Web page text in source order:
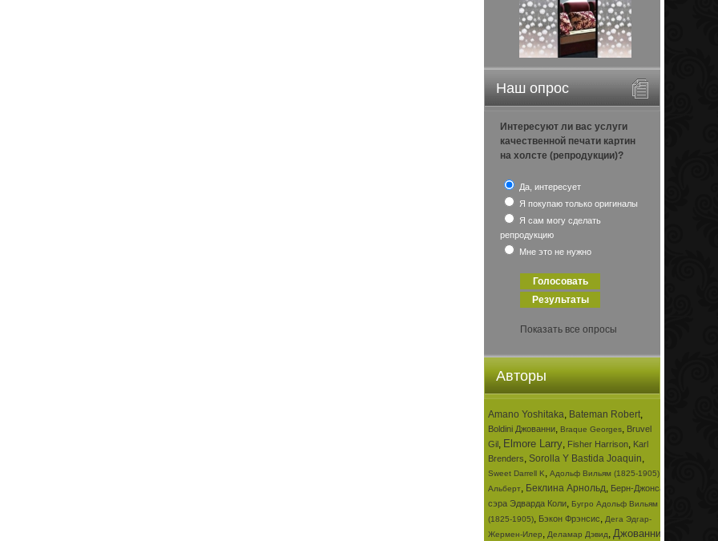
Наш опрос
Интересуют ли вас услуги
качественной печати картин
на холсте (репродукции)?
Да, интересует
Я покупаю только оригиналы
Я сам могу сделать
репродукцию
Мне это не нужно
Показать все опросы
Авторы
Amano Yoshitaka, Bateman Robert,
Boldini Джованни, Braque Georges, Bruvel
Gil, Elmore Larry, Fisher Harrison, Karl
Brenders, Sorolla Y Bastida Joaquin,
Sweet Darrell K, Адольф Вильям (1825-1905)
Альберт, Беклина Арнольд, Берн-Джонса
сэра Эдварда Коли, Бугро Адольф Вильям
(1825-1905), Бэкон Фрэнсис, Дега Эдгар-
Жермен-Илер, Деламар Дэвид, Джованни